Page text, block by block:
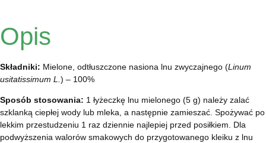
Opis
Składniki: Mielone, odtłuszczone nasiona lnu zwyczajnego (Linum
usitatissimum L. ) – 100%
Sposób stosowania: 1 łyżeczkę lnu mielonego (5 g) należy zalać
szklanką ciepłej wody lub mleka, a następnie zamieszać. Spożywać po
lekkim przestudzeniu 1 raz dziennie najlepiej przed posiłkiem. Dla
podwyższenia walorów smakowych do przygotowanego kleiku z lnu